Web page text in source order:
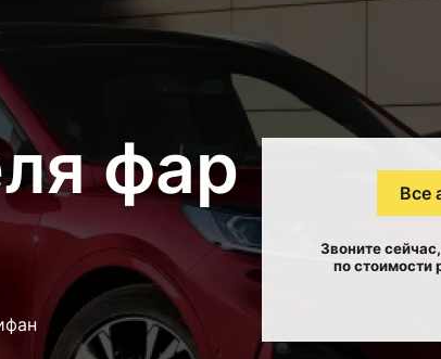
фар
Все
Звоните
по стоимости